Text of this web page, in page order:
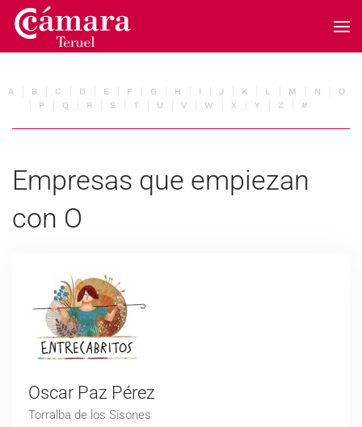
Skip to main content
A B C D E F G H I J K L M N
O
P
Q R S T U V W X Y Z #
Empresas que empiezan
con O
Oscar Paz Pérez
Torralba de los Sisones